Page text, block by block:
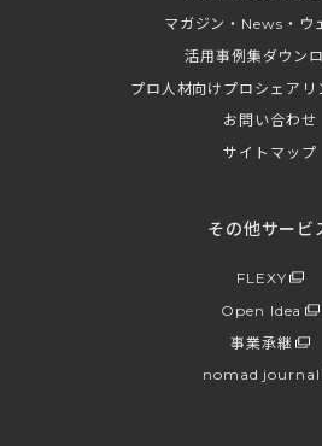
マガジン・News・ウ
活用事例集ダウン
プロ人材向けプロシェアリ
お問い合わせ
サイトマップ
その他サービ
FLEXY
Open Idea
事業承継
nomad journal